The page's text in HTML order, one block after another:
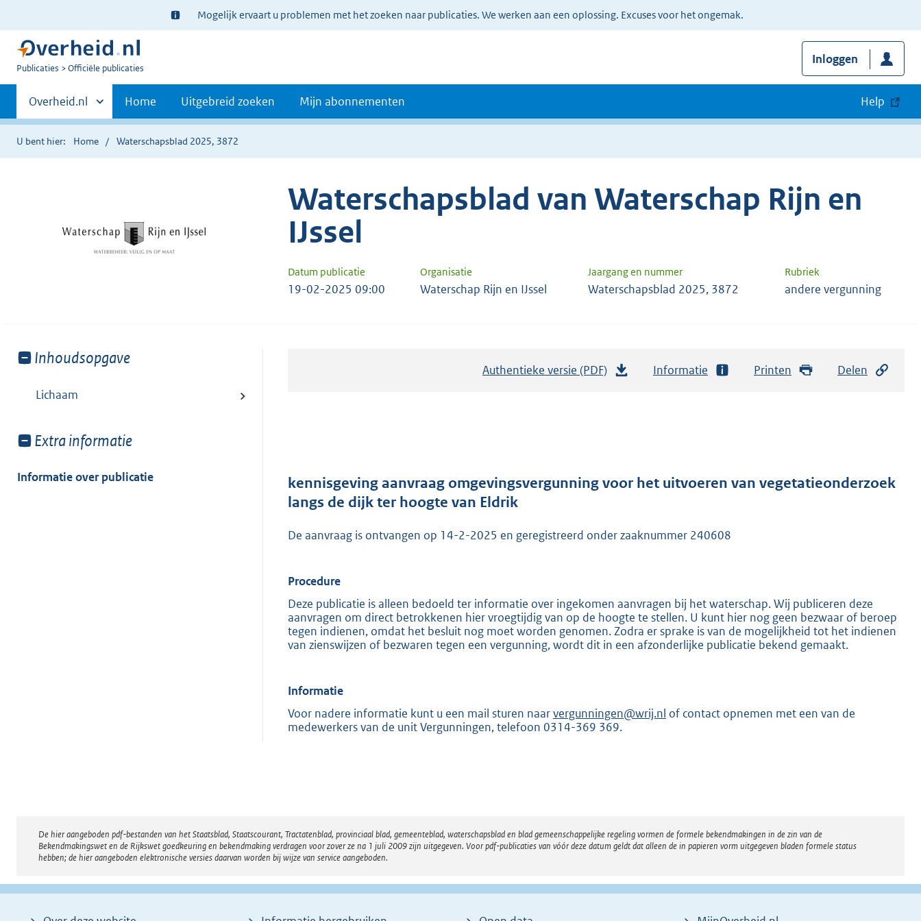
Ter
informatie:
Mogelijk ervaart u problemen met het zoeken naar publicaties. We werken aan een oplossing. Excuses voor het ongemak.
U
Publicaties Officiële publicaties
Inloggen
Primaire
navigatie
Andere
sites
binnen
Overheid.nl Home Uitgebreid zoeken Mijn abonnementen Help
U bent hier: Home Waterschapsblad 2025, 3872
Waterschapsblad van Waterschap Rijn en
IJssel
Datum publicatie Organisatie Jaargang en nummer Rubriek
19-02-2025 09:00 Waterschap Rijn en IJssel Waterschapsblad 2025, 3872 andere vergunning
Toon
van:
Inhoudsopgave
Lichaam
Toon
van:
Extra informatie
Informatie over publicatie
Authentieke versie (PDF)
d
r
t
e
:
K
Informatie Printen Delen
kennisgeving aanvraag omgevingsvergunning voor het uitvoeren van vegetatieonderzoek
langs de dijk ter hoogte van Eldrik
De aanvraag is ontvangen op 14-2-2025 en geregistreerd onder zaaknummer 240608
Procedure
Deze publicatie is alleen bedoeld ter informatie over ingekomen aanvragen bij het waterschap. Wij publiceren deze
aanvragen om direct betrokkenen hier vroegtijdig van op de hoogte te stellen. U kunt hier nog geen bezwaar of beroep
tegen indienen, omdat het besluit nog moet worden genomen. Zodra er sprake is van de mogelijkheid tot het indienen
van zienswijzen of bezwaren tegen een vergunning, wordt dit in een afzonderlijke publicatie bekend gemaakt.
Informatie
Voor nadere informatie kunt u een mail sturen naarvergunningen@wrij.nl of contact opnemen met een van de
medewerkers van de unit Vergunningen, telefoon 0314-369 369.
Disclaimer
De hier aangeboden pdf-bestanden van het Staatsblad, Staatscourant, Tractatenblad, provinciaal blad, gemeenteblad, waterschapsblad en blad gemeenschappelijke regeling vormen de formele bekendmakingen in de zin van de
Bekendmakingswet en de Rijkswet goedkeuring en bekendmaking verdragen voor zover ze na 1 juli 2009 zijn uitgegeven. Voor pdf-publicaties van vóór deze datum geldt dat alleen de in papieren vorm uitgegeven bladen formele status
hebben; de hier aangeboden elektronische versies daarvan worden bij wijze van service aangeboden.